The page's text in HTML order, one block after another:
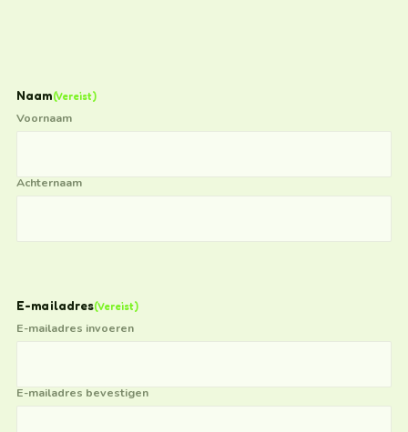
Naam(Vereist)
Voornaam
Achternaam
E-mailadres(Vereist)
E-mailadres invoeren
E-mailadres bevestigen